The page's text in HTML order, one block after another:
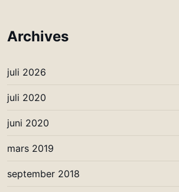
Archives
juli 2026
juli 2020
juni 2020
mars 2019
september 2018